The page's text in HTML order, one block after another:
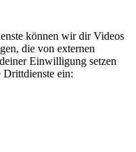
können wir dir Videos
die von externen
Einwilligung setzen
Drittdienste ein: